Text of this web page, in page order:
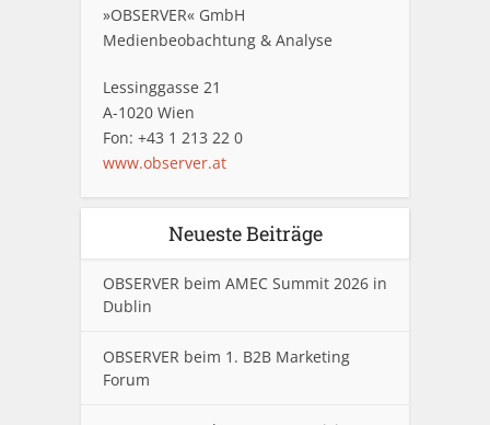
»OBSERVER« GmbH
Medienbeobachtung & Analyse
Lessinggasse 21
A-1020 Wien
Fon: +43 1 213 22 0
www.observer.at
Neueste Beiträge
OBSERVER beim AMEC Summit 2026 in
Dublin
OBSERVER beim 1. B2B Marketing
Forum